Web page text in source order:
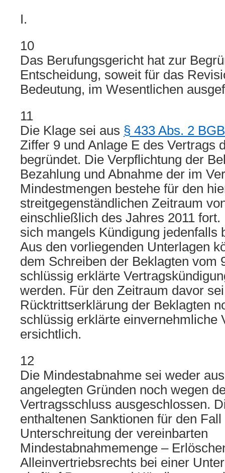
I.
10
Das Berufungsgericht hat zur
Entscheidung, soweit für das
Bedeutung, im Wesentlichen
11
Die Klage sei aus § 433 Abs. 2 BGB
Ziffer 9 und Anlage E des Vertrags
begründet. Die Verpflichtung der
Bezahlung und Abnahme der im
Mindestmengen bestehe für den
streitgegenständlichen Zeitraum
einschließlich des Jahres 2011
sich mangels Kündigung jedenfalls
Aus den vorliegenden Unterlagen
dem Schreiben der Beklagten vom
schlüssig erklärte
werden. Für den Zeitraum davor
Rücktrittserklärung der Beklagten
schlüssig erklärte einvernehmliche
ersichtlich.
12
Die Mindestabnahme sei weder
angelegten Gründen noch wegen
Vertragsschluss ausgeschlossen.
enthaltenen Sanktionen für den Fall
Unterschreitung der vereinbarten
Mindestabnahmemenge –
Alleinvertriebsrechts bei einer